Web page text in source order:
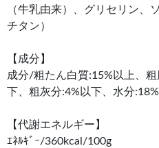
（牛乳由来）、グリセリン、
チタン）
【成分】
成分/粗たん白質:15%以上、
下、粗灰分:4%以下、水分
【代謝エネルギー】
ｴﾈﾙｷﾞｰ/360kcal/100g